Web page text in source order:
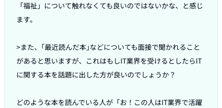
「福祉」について触れなくても良いのではないかな、と感じ
ます。
>また、｢最近読んだ本｣などについても面接で聞かれること
があると思いますが、これはもしIT業界を受けるとしたらIT
に関する本を話題に出した方が良いのでしょうか？
どのような本を読んでいる人が「お！この人はIT業界で活躍